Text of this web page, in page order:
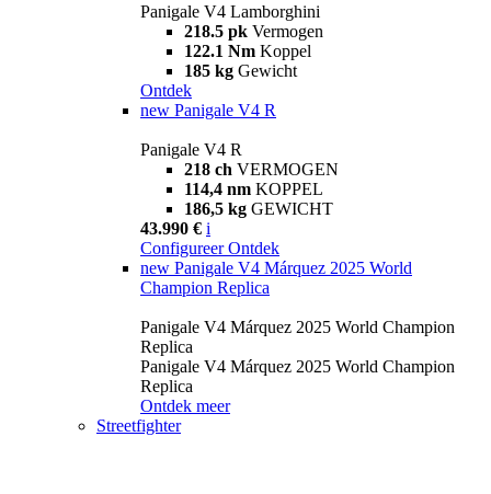
Panigale V4 Lamborghini
218.5 pk Vermogen
122.1 Nm Koppel
185 kg Gewicht
Ontdek
new Panigale V4 R
Panigale V4 R
218 ch VERMOGEN
114,4 nm KOPPEL
186,5 kg GEWICHT
43.990 € i
Configureer Ontdek
new Panigale V4 Márquez 2025 World
Champion Replica
Panigale V4 Márquez 2025 World Champion
Replica
Panigale V4 Márquez 2025 World Champion
Replica
Ontdek meer
Streetfighter